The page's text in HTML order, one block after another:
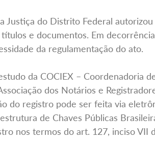
Justiça do Distrito Federal
e documentos. Em
da regulamentação do ato.
da COCIEX – Coordenadoria
dos Notários e
do registro pode ser feita via
de Chaves Públicas
nos termos do art. 127, inciso VII